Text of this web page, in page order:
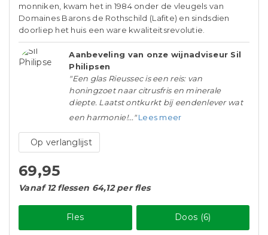
monniken, kwam het in 1984 onder de vleugels van
Domaines Barons de Rothschild (Lafite) en sindsdien
doorliep het huis een ware kwaliteitsrevolutie.
Aanbeveling van onze wijnadviseur Sil
Philipsen
"Een glas Rieussec is een reis: van
honingzoet naar citrusfris en minerale
diepte. Laatst ontkurkt bij eendenlever wat
een harmonie!..." Lees meer
Op verlanglijst
69,95
Vanaf 12 flessen 64,12 per fles
Fles Doos (6)